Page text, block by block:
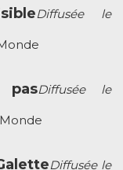
Diffusée le
Diffusée le
Diffusée le